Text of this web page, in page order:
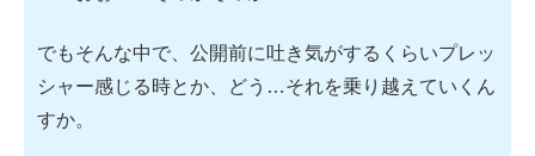
でもそんな中で、公開前に吐き気がするくらいプレッ
シャー感じる時とか、どう…それを乗り越えていくん
すか。